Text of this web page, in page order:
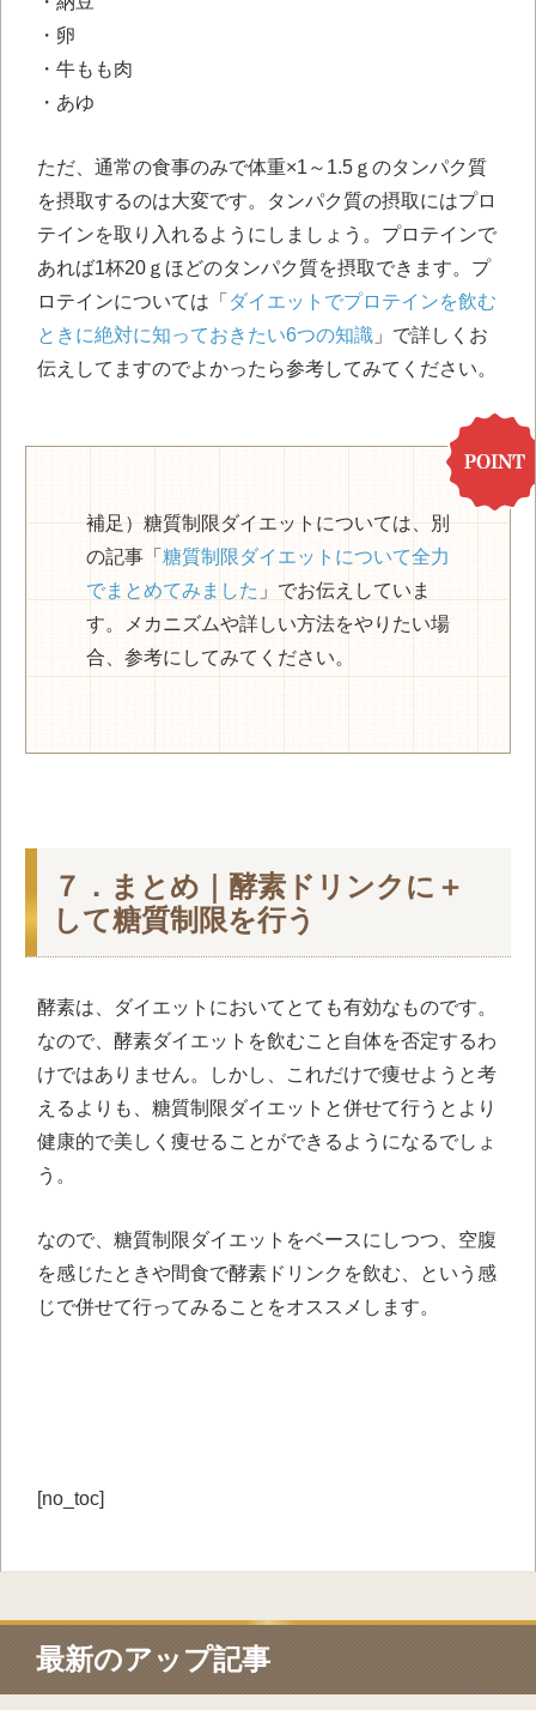
・卵
・牛もも肉
・あゆ
ただ、通常の食事のみで体重×1～1.5ｇのタンパク質
を摂取するのは大変です。タンパク質の摂取にはプロ
テインを取り入れるようにしましょう。プロテインで
あれば1杯20ｇほどのタンパク質を摂取できます。プ
ロテインについては「 ダイエットでプロテインを飲む
ときに絶対に知っておきたい6つの知識 」で詳しくお
伝えしてますのでよかったら参考してみてください。
補足）糖質制限ダイエットについては、別
の記事「 糖質制限ダイエットについて全力
でまとめてみました 」でお伝えしていま
す。メカニズムや詳しい方法をやりたい場
合、参考にしてみてください。
７．まとめ｜酵素ドリンクに＋
して糖質制限を行う
酵素は、ダイエットにおいてとても有効なものです。
なので、酵素ダイエットを飲むこと自体を否定するわ
けではありません。しかし、これだけで痩せようと考
えるよりも、糖質制限ダイエットと併せて行うとより
健康的で美しく痩せることができるようになるでしょ
う。
なので、糖質制限ダイエットをベースにしつつ、空腹
を感じたときや間食で酵素ドリンクを飲む、という感
じで併せて行ってみることをオススメします。
[no_toc]
最新のアップ記事